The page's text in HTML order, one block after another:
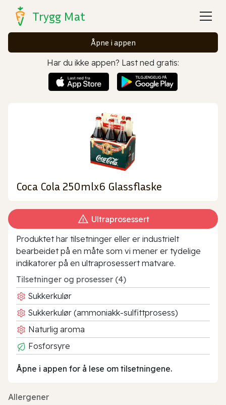
Trygg Mat
Åpne i appen
Har du ikke appen? Last ned gratis:
Coca Cola 250mlx6 Glassflaske
Ultraprosessert
Produktet har tilsetninger eller er industrielt
bearbeidet på en måte som vi mener er tydelige
indikatorer på en ultraprosessert matvare.
Tilsetninger og prosesser (4)
Sukkerkulør
Sukkerkulør (ammoniakk-sulfittprosess)
Naturlig aroma
Fosforsyre
Åpne i appen for å lese om tilsetningene.
Allergener